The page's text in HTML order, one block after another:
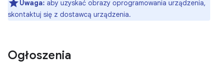
Uwaga: aby uzyskać obrazy oprogramowania urządzenia,
skontaktuj się z dostawcą urządzenia.
Ogłoszenia